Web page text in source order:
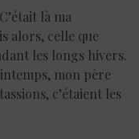
là ma
alors, celle que
les longs hivers.
mon père
c’étaient les